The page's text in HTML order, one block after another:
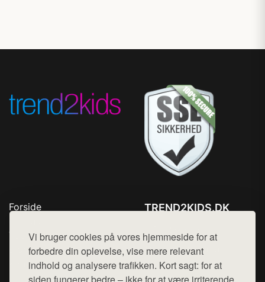
Vi bruger cookies på vores hjemmeside for at
forbedre din oplevelse, vise mere relevant
indhold og analysere trafikken. Kort sagt: for at
Forside
Top Rabatter
Blog
Kontakt
TREND2KIDS.DK
Mail: hej@want.dk
Cookie- og privatlivspolitik